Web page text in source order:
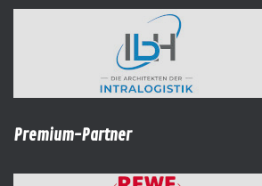
Premium-Partner